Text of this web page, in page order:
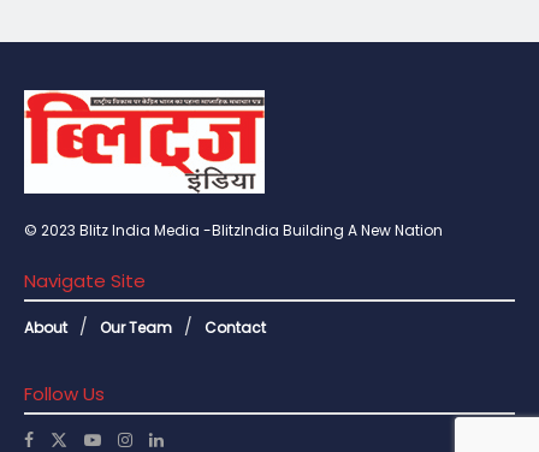
© 2023 Blitz India Media -BlitzIndia Building A New Nation
Navigate Site
About Our Team Contact
Follow Us